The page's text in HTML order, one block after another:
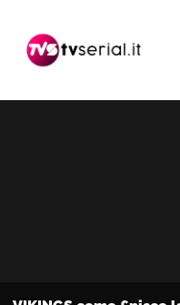
navigazione
contenuto
barra
primaria